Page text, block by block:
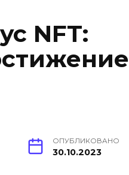
NFT:
ОПУБЛИКОВАНО
30.10.2023